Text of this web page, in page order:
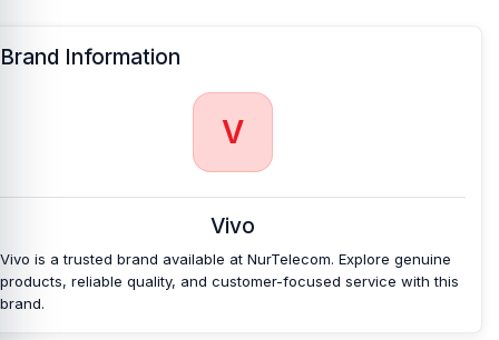
Brand Information
V
Vivo
Vivo is a trusted brand available at NurTelecom. Explore genuine
products, reliable quality, and customer-focused service with this
brand.